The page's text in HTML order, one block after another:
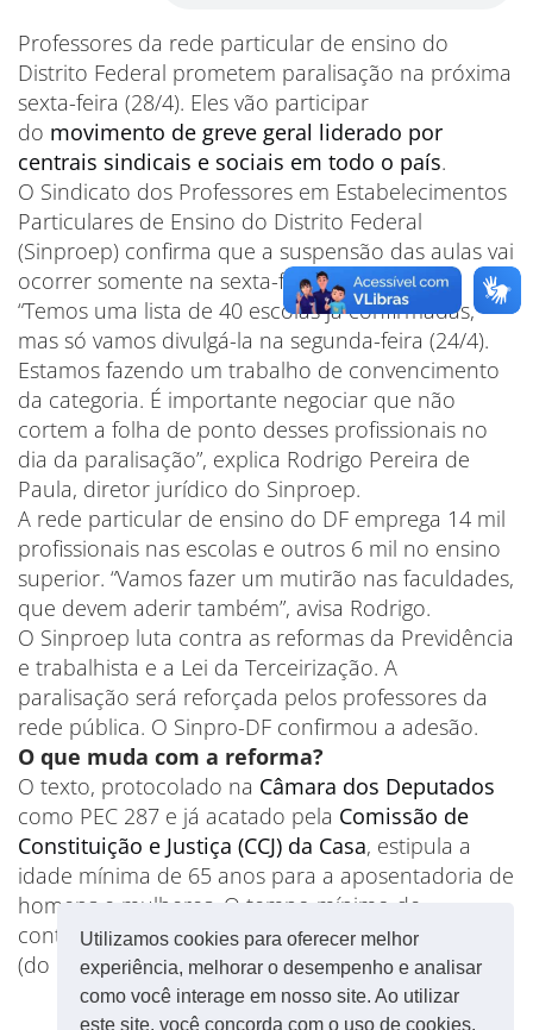
Utilizamos cookies para oferecer melhor
experiência, melhorar o desempenho e analisar
como você interage em nosso site. Ao utilizar
este site, você concorda com o uso de cookies.
Professores da rede particular de ensino do
Distrito Federal prometem paralisação na próxima
sexta-feira (28/4). Eles vão participar
do movimento de greve geral liderado por
centrais sindicais e sociais em todo o país.
O Sindicato dos Professores em Estabelecimentos
Particulares de Ensino do Distrito Federal
(Sinproep) confirma que a suspensão das aulas vai
ocorrer somente na sexta-feira (28/4).
“Temos uma lista de 40 escolas já confirmadas,
mas só vamos divulgá-la na segunda-feira (24/4).
Estamos fazendo um trabalho de convencimento
da categoria. É importante negociar que não
cortem a folha de ponto desses profissionais no
dia da paralisação”, explica Rodrigo Pereira de
Paula, diretor jurídico do Sinproep.
A rede particular de ensino do DF emprega 14 mil
profissionais nas escolas e outros 6 mil no ensino
superior. “Vamos fazer um mutirão nas faculdades,
que devem aderir também”, avisa Rodrigo.
O Sinproep luta contra as reformas da Previdência
e trabalhista e a Lei da Terceirização. A
paralisação será reforçada pelos professores da
rede pública. O Sinpro-DF confirmou a adesão.
O que muda com a reforma?
O texto, protocolado na Câmara dos Deputados
como PEC 287 e já acatado pela Comissão de
Constituição e Justiça (CCJ) da Casa, estipula a
idade mínima de 65 anos para a aposentadoria de
homens e mulheres. O tempo mínimo de
contribuição para ambos poderá ser de 25 anos.
(do
Metrópoles)